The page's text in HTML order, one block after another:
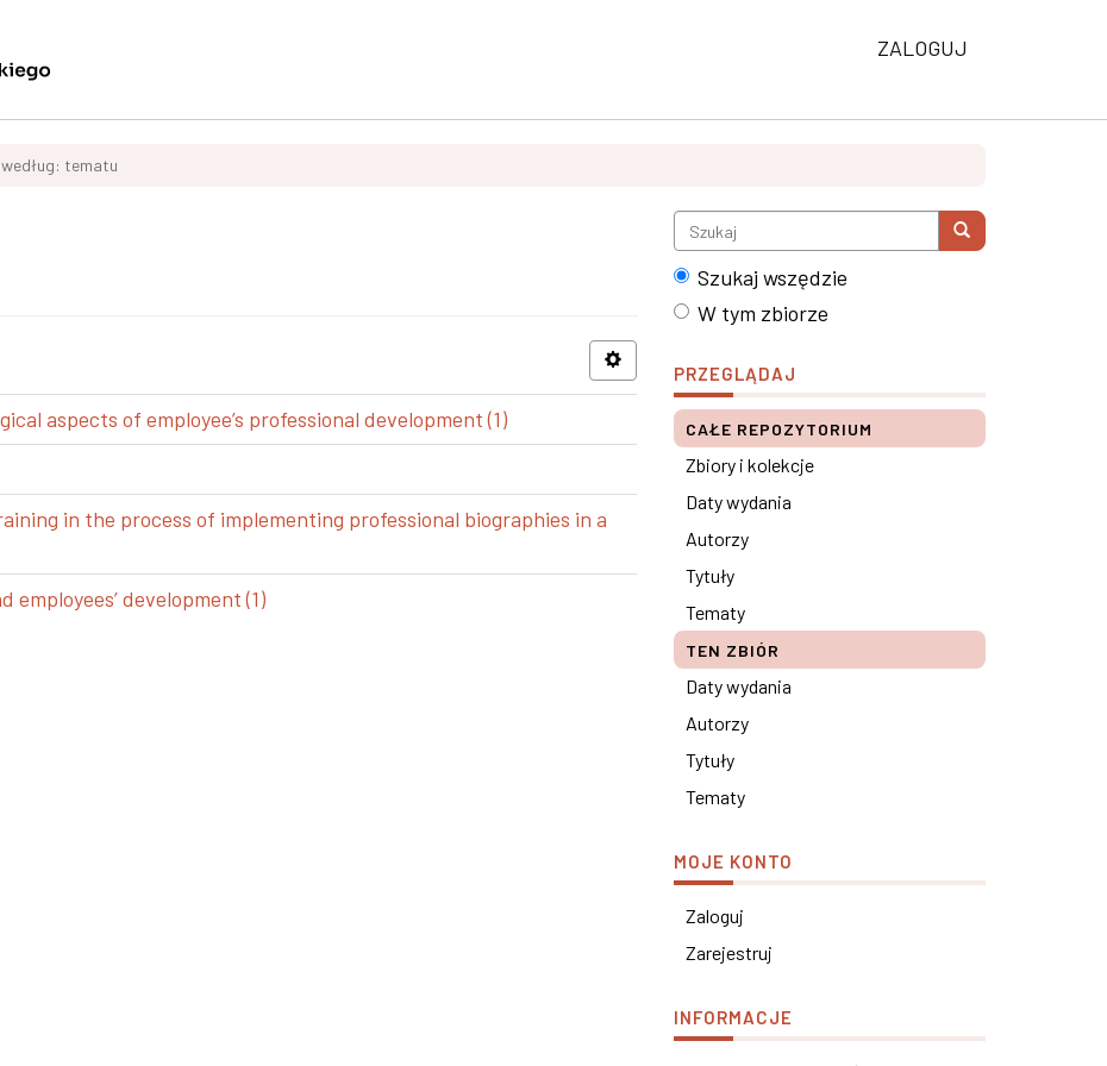
ZALOGUJ
tematu
aspects of employee’s professional development (1)
in the process of implementing professional biographies in a
development (1)
Szukaj wszędzie
W tym zbiorze
PRZEGLĄDAJ
CAŁE REPOZYTORIUM
Zbiory i kolekcje
Daty wydania
Autorzy
Tytuły
Tematy
TEN ZBIÓR
Daty wydania
Autorzy
Tytuły
Tematy
MOJE KONTO
Zaloguj
Zarejestruj
INFORMACJE